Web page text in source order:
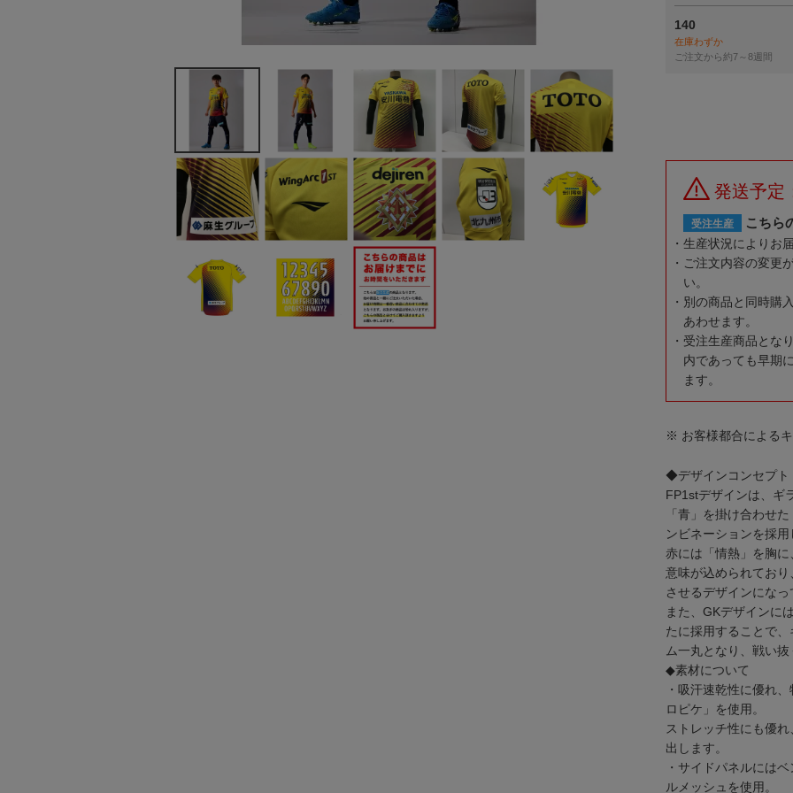
140
在庫わずか
ご注文から約7～8週間
発送予定
受注生産 こちら
生産状況によりお
ご注文内容の変更
い。
別の商品と同時購
あわせます。
受注生産商品とな
内であっても早期
ます。
※ お客様都合による
◆デザインコンセプト
FP1stデザインは、ギ
「青」を掛け合わせ
ンビネーションを採
赤には「情熱」を胸
意味が込められてお
させるデザインにな
また、GKデザインに
たに採用することで
ム一丸となり、戦い
◆素材について
・吸汗速乾性に優れ
ロピケ」を使用。
ストレッチ性にも優
出します。
・サイドパネルには
ルメッシュを使用。